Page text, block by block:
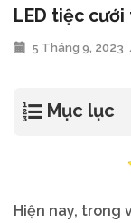
LED tiệc cưới
5 Tháng 9, 2023
Mục lục
Hiện nay, trong